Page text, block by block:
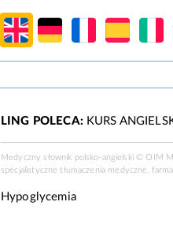
LING POLECA:KURS
Medyczny słownik polsko-angielski ©OIM
specjalistyczne tłumaczenia medyczne,
Hypoglycemia